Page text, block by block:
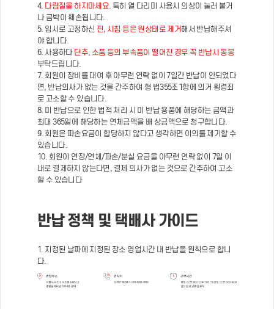
4. 다림질을 하지마세요. 특히 열 다리미 사용시 의상이 눌러 붙거
나 금박이 훼손됩니다.
5. 임시로 고정하신 핀, 시침 등은 원상태로 제거 해서 반납해주셔
야 합니다.
6. 사용하다 단추, 소품 등의 부속품이 떨어진 경우 꼭 반납시 동봉
부탁드립니다.
7. 회원이 장비를 대여 후 아무런 연락 없이 7일간 반납이 안되었다
면, 반납의사가 없는 것을 간주하여 형 법355조1항에 의거 횡령죄
로 고소할 수 있습니다.
8. 미 반납으로 인한 법적 처리 시 미 반납 용품에 해당하는 금액과
최대 365일에 해당하는 연체금액을 배 상금액으로 청구합니다.
9. 회원은 파손요금이 합당하지 않다고 생각하면 이의를 제기할 수
있습니다.
10. 회원이 연장/연체/파손/분실 요금을 아무런 연락 없이 7일 이
내로 결제하지 않는다면, 결제 의사가 없는 것으로 간주하여 고소
할 수 있습니다
반납 정책 및 택배사 가이드
1. 지정된 날짜에 지정된 장소 영업시간 내 반납을 원칙으로 합니
다.